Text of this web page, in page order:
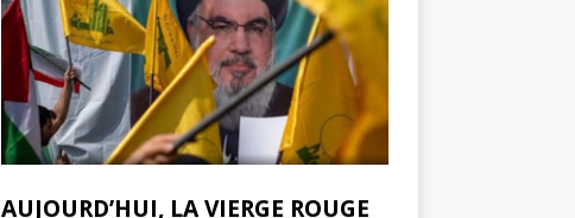
AUJOURD’HUI, LA VIERGE ROUGE